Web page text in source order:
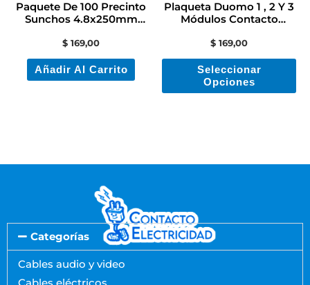
Paquete De 100 Precinto
Sunchos 4.8x250mm
$ 169,00
Añadir Al Carrito
Plaqueta Duomo 1 , 2 Y 3
Módulos Contacto
$ 169,00
Seleccionar
Opciones
Categorías
Cables audio y video